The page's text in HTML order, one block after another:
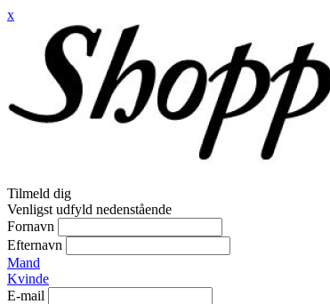
x
Tilmeld dig
Venligst udfyld nedenstående
Fornavn
Efternavn
Mand
Kvinde
E-mail